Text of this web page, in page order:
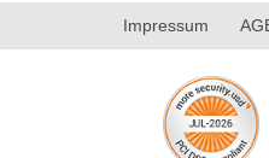
Impressum